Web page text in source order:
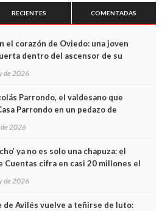
RECIENTES COMENTADAS
el corazón de Oviedo: una joven
dentro del ascensor de su
cámaras captan sus últimos minutos
de 2026
Parrondo, el valdesano que
Parrondo en un pedazo de
Madrid
de 2026
ya no es solo una chapuza: el
Cuentas cifra en casi 20 millones el
de los trenes que no cabían por los
de 2026
de Avilés vuelve a teñirse de luto: